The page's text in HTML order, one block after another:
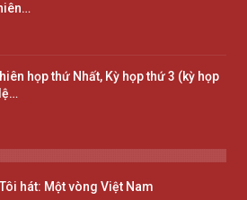
họp thứ Nhất, Kỳ họp thứ 3 (kỳ họp
hát: Một vòng Việt Nam